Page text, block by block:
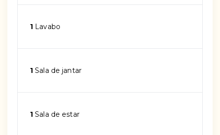
1 Lavabo
1 Sala de jantar
1 Sala de estar